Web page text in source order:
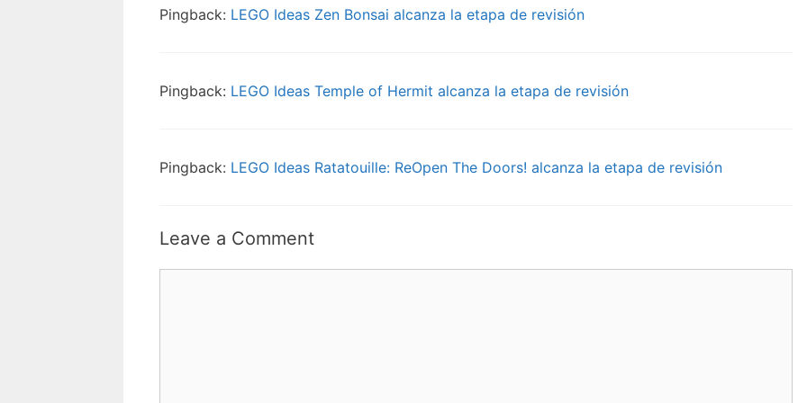
Pingback: LEGO Ideas Zen Bonsai alcanza la etapa de revisión
Pingback: LEGO Ideas Temple of Hermit alcanza la etapa de revisión
Pingback: LEGO Ideas Ratatouille: ReOpen The Doors! alcanza la etapa de revisión
Leave a Comment